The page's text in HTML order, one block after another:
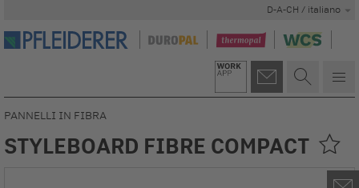
D-A-CH / italiano
PANNELLI IN FIBRA
STYLEBOARD FIBRE COMPACT